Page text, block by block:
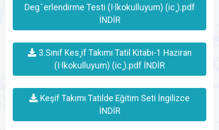
Degˆerlendirme Testi (I·lkokulluyum) (ic¸).pdf
İNDİR
3.Sınıf Kes¸if Takımı Tatil Kitabı-1 Haziran
(I·lkokulluyum) (ic¸).pdf İNDİR
Keşif Takımı Tatilde Eğitim Seti İngilizce
İNDİR